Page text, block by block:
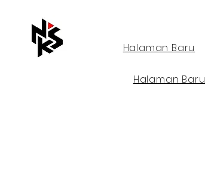
Halaman Baru
Halaman Baru